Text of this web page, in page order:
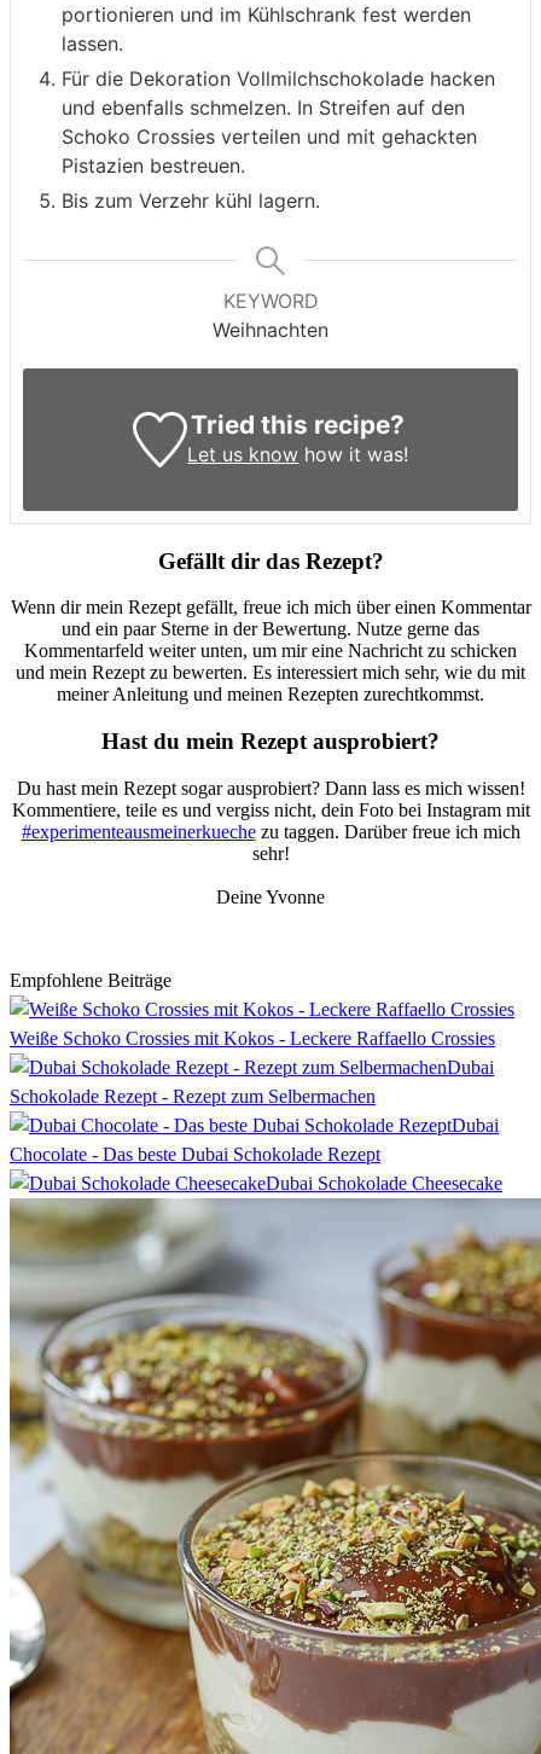
portionieren und im Kühlschrank fest werden
lassen.
Für die Dekoration Vollmilchschokolade hacken
und ebenfalls schmelzen. In Streifen auf den
Schoko Crossies verteilen und mit gehackten
Pistazien bestreuen.
Bis zum Verzehr kühl lagern.
KEYWORD
Weihnachten
Tried this recipe?
Let us know how it was!
Gefällt dir das Rezept?
Wenn dir mein Rezept gefällt, freue ich mich über einen Kommentar
und ein paar Sterne in der Bewertung. Nutze gerne das
Kommentarfeld weiter unten, um mir eine Nachricht zu schicken
und mein Rezept zu bewerten. Es interessiert mich sehr, wie du mit
meiner Anleitung und meinen Rezepten zurechtkommst.
Hast du mein Rezept ausprobiert?
Du hast mein Rezept sogar ausprobiert? Dann lass es mich wissen!
Kommentiere, teile es und vergiss nicht, dein Foto bei Instagram mit
#experimenteausmeinerkuechezu taggen. Darüber freue ich mich
sehr!
Deine Yvonne
Empfohlene Beiträge
Weiße Schoko Crossies mit Kokos - Leckere Raffaello Crossies
Dubai
Schokolade Rezept - Rezept zum Selbermachen
Dubai
Chocolate - Das beste Dubai Schokolade Rezept
Dubai Schokolade Cheesecake